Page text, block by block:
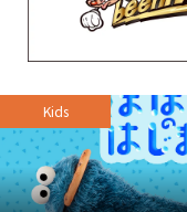
Kids